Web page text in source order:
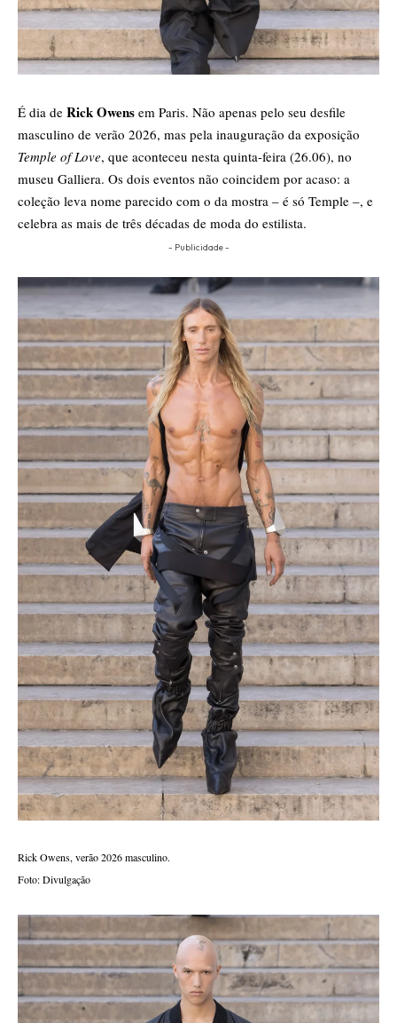
É dia de Rick Owens em Paris. Não apenas pelo seu desfile
masculino de verão 2026, mas pela inauguração da exposição
Temple of Love, que aconteceu nesta quinta-feira (26.06), no
museu Galliera. Os dois eventos não coincidem por acaso: a
coleção leva nome parecido com o da mostra – é só Temple –, e
celebra as mais de três décadas de moda do estilista.
- Publicidade -
Rick Owens, verão 2026 masculino.
Foto: Divulgação